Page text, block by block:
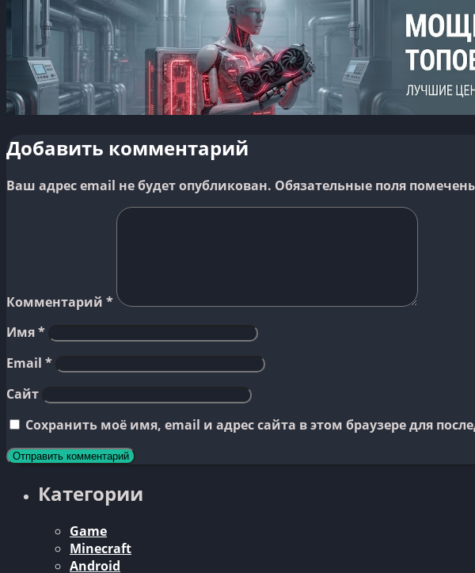
Добавить комментарий
Ваш адрес email не будет опубликован. Обязательные поля
Комментарий *
Имя*
Email *
Сайт
Сохранить моё имя, email и адрес сайта в этом браузере для
Категории
Game
Minecraft
Android